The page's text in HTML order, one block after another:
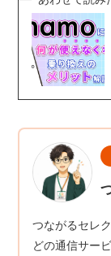
つながるセレ
どの通信サー